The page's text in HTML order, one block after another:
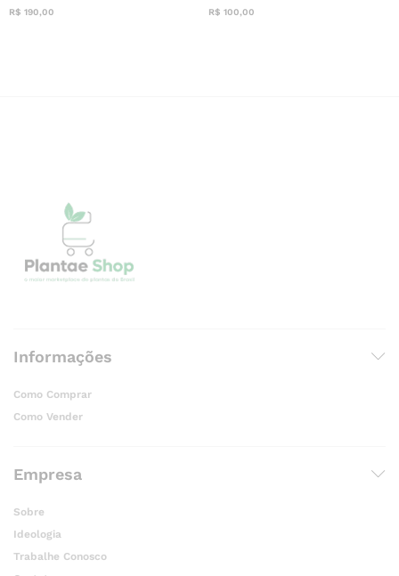
R$ 190,00 R$ 100,00
Informações
Como Comprar
Como Vender
Empresa
Sobre
Ideologia
Trabalhe Conosco